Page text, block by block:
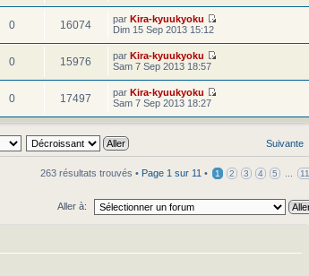
0 16074 par Kira-kyuukyoku
Dim 15 Sep 2013 15:12
0 15976 par Kira-kyuukyoku
Sam 7 Sep 2013 18:57
0 17497 par Kira-kyuukyoku
Sam 7 Sep 2013 18:27
Suivante
263 résultats trouvés • Page 1 sur 11 • 1 2 3 4 5 11
Aller à: